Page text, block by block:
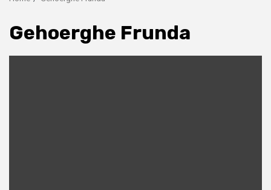
Gehoerghe Frunda